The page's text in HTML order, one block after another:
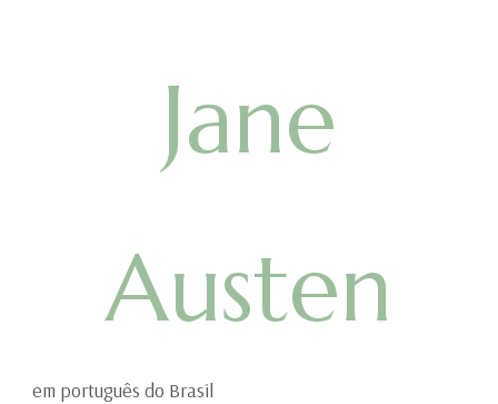
Jane
Austen
em português do Brasil